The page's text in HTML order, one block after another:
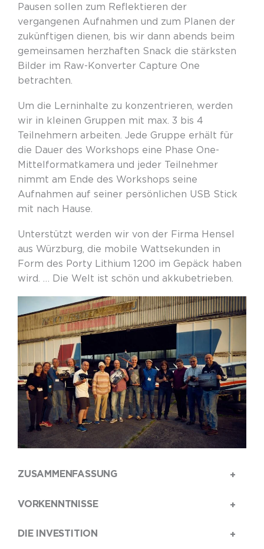
Pausen sollen zum Reflektieren der
vergangenen Aufnahmen und zum Planen der
zukünftigen dienen, bis wir dann abends beim
gemeinsamen herzhaften Snack die stärksten
Bilder im Raw-Konverter Capture One
betrachten.
Um die Lerninhalte zu konzentrieren, werden
wir in kleinen Gruppen mit max. 3 bis 4
Teilnehmern arbeiten. Jede Gruppe erhält für
die Dauer des Workshops eine Phase One-
Mittelformatkamera und jeder Teilnehmer
nimmt am Ende des Workshops seine
Aufnahmen auf seiner persönlichen USB Stick
mit nach Hause.
Unterstützt werden wir von der Firma Hensel
aus Würzburg die mobile Wattsekunden in
Form des Porty Lithium 1200 im Gepäck haben
wird. … Die Welt ist schön und akkubetrieben.
ZUSAMMENFASSUNG
VORKENNTNISSE
DIE INVESTITION